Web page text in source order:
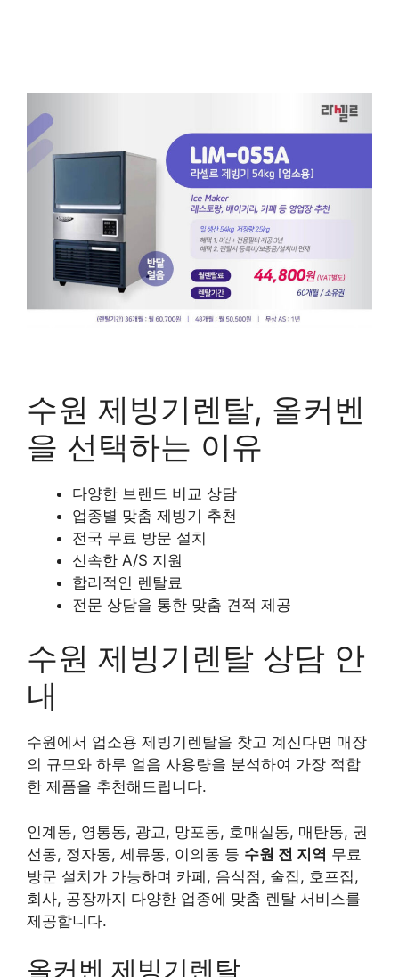
수원 제빙기렌탈, 올커벤
을 선택하는 이유
다양한 브랜드 비교 상담
업종별 맞춤 제빙기 추천
전국 무료 방문 설치
신속한 A/S 지원
합리적인 렌탈료
전문 상담을 통한 맞춤 견적 제공
수원 제빙기렌탈 상담 안
내
수원에서 업소용 제빙기렌탈을 찾고 계신다면 매장
의 규모와 하루 얼음 사용량을 분석하여 가장 적합
한 제품을 추천해드립니다.
인계동, 영통동, 광교, 망포동, 호매실동, 매탄동, 권
선동, 정자동, 세류동, 이의동 등 수원 전 지역 무료
방문 설치가 가능하며 카페, 음식점, 술집, 호프집,
회사, 공장까지 다양한 업종에 맞춤 렌탈 서비스를
제공합니다.
올커벤 제빙기렌탈